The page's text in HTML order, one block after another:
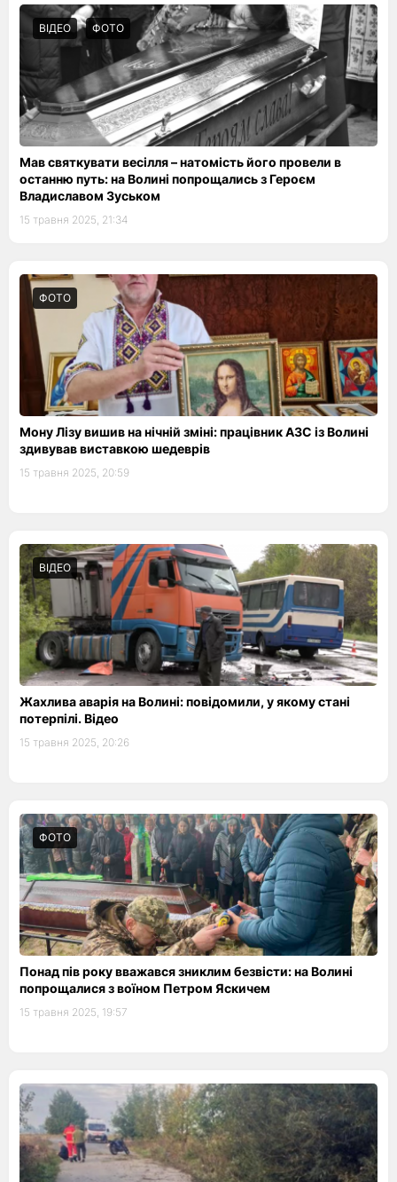
ВІДЕО ФОТО
Мав святкувати весілля – натомість його провели в
останню путь: на Волині попрощались з Героєм
Владиславом Зуськом
15 травня 2025, 21:34
ФОТО
Мону Лізу вишив на нічній зміні: працівник АЗС із Волині
здивував виставкою шедеврів
15 травня 2025, 20:59
ВІДЕО
Жахлива аварія на Волині: повідомили, у якому стані
потерпілі. Відео
15 травня 2025, 20:26
ФОТО
Понад пів року вважався зниклим безвісти: на Волині
попрощалися з воїном Петром Яскичем
15 травня 2025, 19:57